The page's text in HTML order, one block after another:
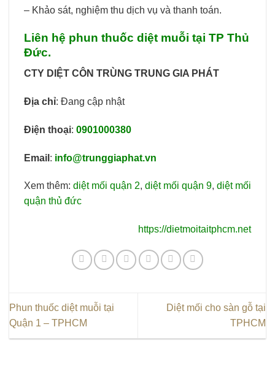
– Khảo sát, nghiệm thu dịch vụ và thanh toán.
Liên hệ phun thuốc diệt muỗi tại TP Thủ
Đức.
CTY DIỆT CÔN TRÙNG TRUNG GIA PHÁT
Địa chỉ: Đang cập nhật
Điện thoại: 0901000380
Email : info@trunggiaphat.vn
Xem thêm: diệt mối quận 2, diệt mối quận 9, diệt mối
quận thủ đức
https://dietmoitaitphcm.net
Phun thuốc diệt muỗi tại
Quận 1 – TPHCM
Diệt mối cho sàn gỗ tại
TPHCM